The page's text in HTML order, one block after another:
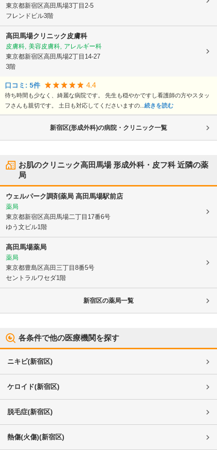
東京都新宿区高田馬場3丁目2-5
フレンドビル3階
高田馬場クリニック皮膚科
皮膚科, 美容皮膚科, アレルギー科
東京都新宿区高田馬場2丁目14-27
3階
口コミ: 5件 4.4
待ち時間も少なく、綺麗な病院です。 先生も穏やかですし看護師の方やスタッ
フさんも親切です。 土日も対応してくださいますの...続きを読む
新宿区(形成外科)の病院・クリニック一覧
お肌のクリニック高田馬場 形成外科・皮フ科近隣の薬
局
ウェルパーク調剤薬局 高田馬場駅前店
薬局
東京都新宿区高田馬場二丁目17番6号
ゆう文ビル1階
高田馬場薬局
薬局
東京都豊島区高田三丁目8番5号
セントラルワセダ1階
新宿区の薬局一覧
各条件で他の医療機関を探す
ニキビ(新宿区)
ケロイド(新宿区)
脱毛症(新宿区)
熱傷(火傷)(新宿区)